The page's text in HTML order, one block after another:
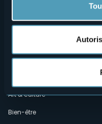
Cookie Policy
Amministrazione trasparente
Expériences
Art & culture
Bien-être